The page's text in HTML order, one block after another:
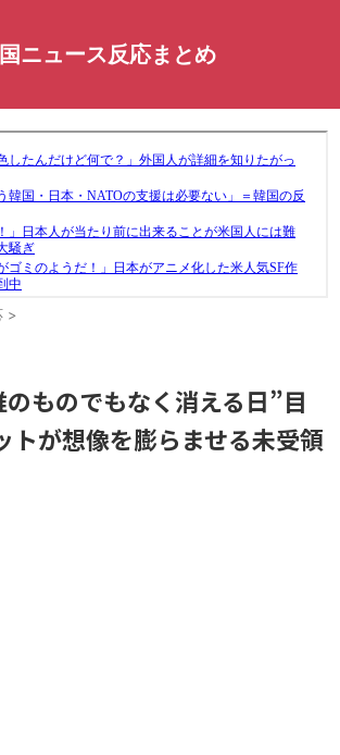
ニュース反応まとめ
>
ものでもなく消える日”目
が想像を膨らませる未受領